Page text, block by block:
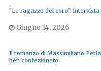
"Le ragazze del coro":
Giugno 14, 2026
Il romanzo di Massimiliano
ben confezionato